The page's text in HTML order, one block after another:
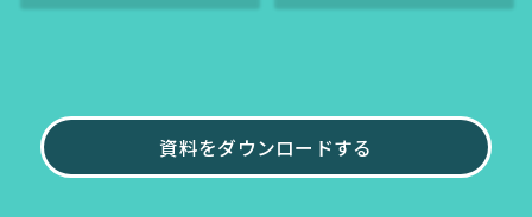
資料をダウンロードする